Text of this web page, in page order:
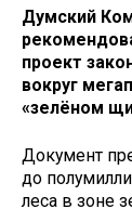
Думский
проект
вокруг
«зелёном
Документ
до
леса в зоне